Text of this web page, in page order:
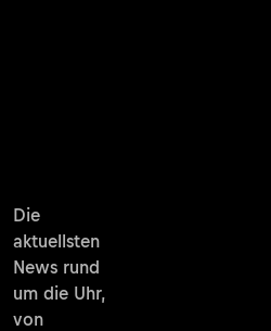
Die
aktuellsten
News rund
um die Uhr,
von